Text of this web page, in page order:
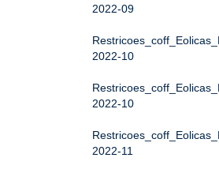
2022-09
2022-10
2022-10
2022-11